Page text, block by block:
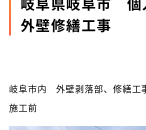
外壁修繕工事
岐阜市内 外壁剥落部、修繕工
施工前